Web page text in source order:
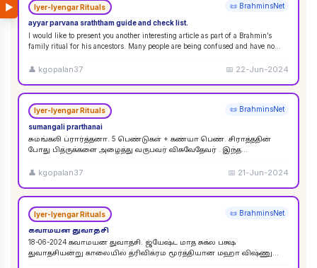
▶ Iyer-Iyengar Rituals 📜 BrahminsNet
ayyar parvana sraththam guide and check list.
I would like to present you another interesting article as part of a Brahmin’s
family ritual for his ancestors. Many people are being confused and have no
👤 kgopalan37 📅 22-Jun-2024
Iyer-Iyengar Rituals 📜 BrahminsNet
sumangali prarthanai
சுமங்கலி ப்ரார்த்தனா. 5 பெண்டுகள் + கண்யா பெண். சிராத்ததின்
போது பித்ருக்களை அழைத்து வருபவர் விசுவேதேவர் . இந்த
👤 kgopalan37 📅 21-Jun-2024
Iyer-Iyengar Rituals 📜 BrahminsNet
கவாமயன துவாதசி
18-06-2024 கவாமயன துவாதசி. ஜ்யேஷ்ட மாத சுக்ல பக்ஷ
துவாதசியன்று காலையில் த்ரிவிக்ரம மூர்த்தியான மஹா விஷ்ணு